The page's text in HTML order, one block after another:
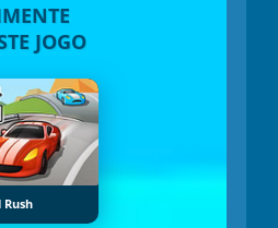
JOGO
Rush